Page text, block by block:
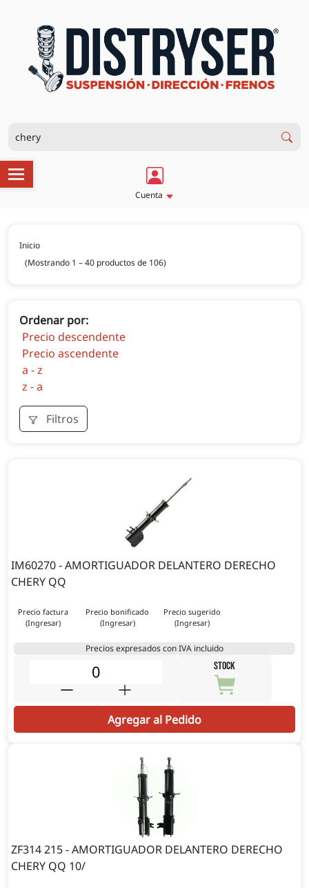
Cuenta
Inicio
(Mostrando 1 – 40 productos de 106)
Ordenar por:
Precio descendente
Precio ascendente
a - z
z - a
Filtros
IM60270 - AMORTIGUADOR DELANTERO DERECHO
CHERY QQ
Precio factura
(Ingresar)
Precio bonificado
(Ingresar)
Precio sugerido
(Ingresar)
Precios expresados con IVA incluido
STOCK
Agregar al Pedido
ZF314 215 - AMORTIGUADOR DELANTERO DERECHO
CHERY QQ 10/